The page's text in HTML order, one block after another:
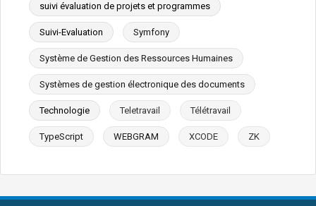
suivi évaluation de projets et programmes
Suivi-Evaluation Symfony
Système de Gestion des Ressources Humaines
Systèmes de gestion électronique des documents
Technologie Teletravail Télétravail
TypeScript WEBGRAM XCODE ZK